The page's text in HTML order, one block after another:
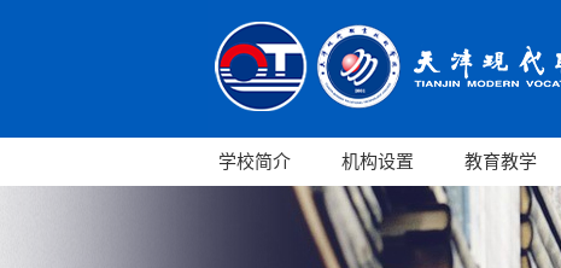
学校简介 机构设置 教育教学